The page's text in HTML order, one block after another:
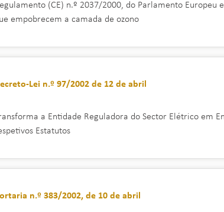
(CE) n.º 2037/2000, do Parlamento Europeu
empobrecem a camada de ozono
Lei n.º 97/2002 de 12 de abril
a Entidade Reguladora do Sector Elétrico em
Estatutos
n.º 383/2002, de 10 de abril